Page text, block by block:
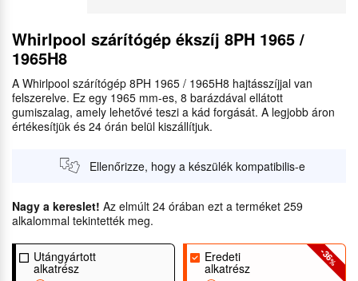
Whirlpool szárítógép ékszíj 8PH 1965 /
1965H8
A Whirlpool szárítógép 8PH 1965 / 1965H8 hajtásszíjjal van
felszerelve. Ez egy 1965 mm-es, 8 barázdával ellátott
gumiszalag, amely lehetővé teszi a kád forgását. A legjobb áron
értékesítjük és 24 órán belül kiszállítjuk.
Ellenőrizze, hogy a készülék kompatibilis-e
Nagy a kereslet! Az elmúlt 24 órában ezt a terméket 259
alkalommal tekintették meg.
Utángyártott
alkatrész
-36
%
Eredeti
alkatrész